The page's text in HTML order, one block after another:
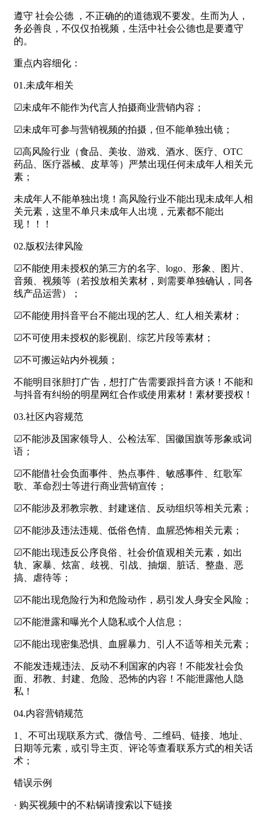
遵守 社会公德 ，不正确的的道德观不要发。生而为人，
务必善良，不仅仅拍视频，生活中社会公德也是要遵守
的。
重点内容细化：
01.未成年相关
☑未成年不能作为代言人拍摄商业营销内容；
☑未成年可参与营销视频的拍摄，但不能单独出镜；
☑高风险行业（食品、美妆、游戏、酒水、医疗、OTC
药品、医疗器械、皮草等）严禁出现任何未成年人相关元
素；
未成年人不能单独出境！高风险行业不能出现未成年人相
关元素，这里不单只未成年人出境，元素都不能出
现！！！
02.版权法律风险
☑不能使用未授权的第三方的名字、logo、形象、图片、
音频、视频等（若投放相关素材，则需要单独确认，同各
线产品运营）；
☑不能使用抖音平台不能出现的艺人、红人相关素材；
☑不可使用未授权的影视剧、综艺片段等素材；
☑不可搬运站内外视频；
不能明目张胆打广告，想打广告需要跟抖音方谈！不能和
与抖音有纠纷的明星网红合作或使用素材！素材要授权！
03.社区内容规范
☑不能涉及国家领导人、公检法军、国徽国旗等形象或词
语；
☑不能借社会负面事件、热点事件、敏感事件、红歌军
歌、革命烈士等进行商业营销宣传；
☑不能涉及邪教宗教、封建迷信、反动组织等相关元素；
☑不能涉及违法违规、低俗色情、血腥恐怖相关元素；
☑不能出现违反公序良俗、社会价值观相关元素，如出
轨、家暴、炫富、歧视、引战、抽烟、脏话、整蛊、恶
搞、虐待等；
☑不能出现危险行为和危险动作，易引发人身安全风险；
☑不能泄露和曝光个人隐私或个人信息；
☑不能出现密集恐惧、血腥暴力、引人不适等相关元素；
不能发违规违法、反动不利国家的内容！不能发社会负
面、邪教、封建、危险、恐怖的内容！不能泄露他人隐
私！
04.内容营销规范
1、不可出现联系方式、微信号、二维码、链接、地址、
日期等元素，或引导主页、评论等查看联系方式的相关话
术；
错误示例
· 购买视频中的不粘锅请搜索以下链接